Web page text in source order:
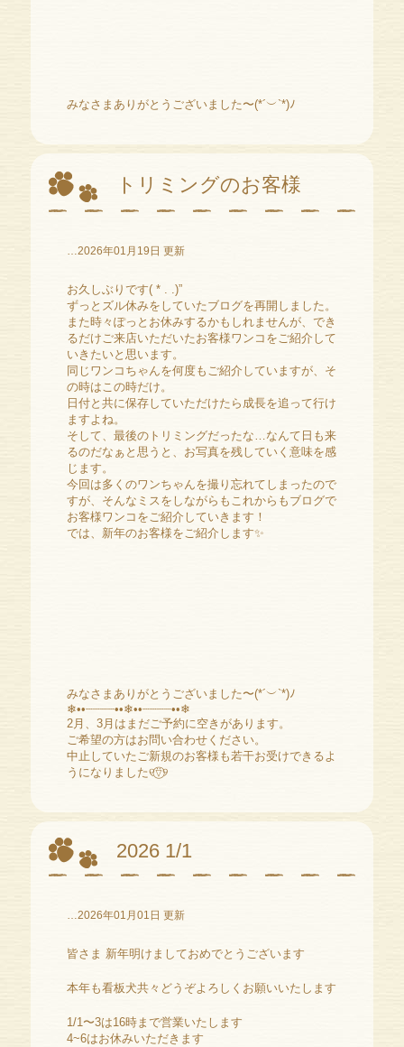
みなさまありがとうございました〜(*´︶`*)ﾉ
トリミングのお客様
…2026年01月19日 更新
お久しぶりです( * . .)”
ずっとズル休みをしていたブログを再開しました。
また時々ぽっとお休みするかもしれませんが、でき
るだけご来店いただいたお客様ワンコをご紹介して
いきたいと思います。
同じワンコちゃんを何度もご紹介していますが、そ
の時はこの時だけ。
日付と共に保存していただけたら成長を追って行け
ますよね。
そして、最後のトリミングだったな…なんて日も来
るのだなぁと思うと、お写真を残していく意味を感
じます。
今回は多くのワンちゃんを撮り忘れてしまったので
すが、そんなミスをしながらもこれからもブログで
お客様ワンコをご紹介していきます！
では、新年のお客様をご紹介します✨️
みなさまありがとうございました〜(*´︶`*)ﾉ
❄︎••┈┈┈┈••❄︎••┈┈┈┈••❄︎
2月、3月はまだご予約に空きがあります。
ご希望の方はお問い合わせください。
中止していたご新規のお客様も若干お受けできるよ
うになりました୧⍢⃝୨
2026 1/1
…2026年01月01日 更新
皆さま 新年明けましておめでとうございます
本年も看板犬共々どうぞよろしくお願いいたします
1/1〜3は16時まで営業いたします
4~6はお休みいただきます